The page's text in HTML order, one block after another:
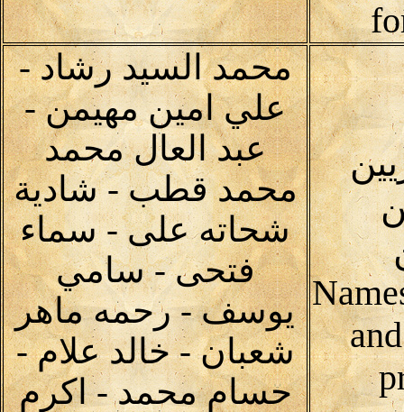
محمد السيد رشاد -
علي امين مهيمن -
عبد العال محمد
محمد قطب - شادية
شحاته على - سماء
فتحى - سامي
يوسف - رحمه ماهر
شعبان - خالد علام -
حسام محمد - اكرم